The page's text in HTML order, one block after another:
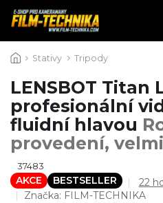
na
Stativy Tripody
LENSBOT Titan
profesionální
fluidní hlavou
provedení,
37483
AKCE BESTSELLER
22
Značka: FILM-TECHNIKA